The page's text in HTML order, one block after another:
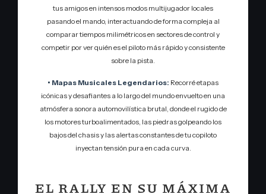
tus amigos en intensos modos multijugador locales
pasando el mando, interactuando de forma compleja al
comparar tiempos milimétricos en sectores de control y
competir por ver quién es el piloto más rápido y consistente
sobre la pista.
• Mapas Musicales Legendarios: Recorré etapas
icónicas y desafiantes a lo largo del mundo envuelto en una
atmósfera sonora automovilística brutal, donde el rugido de
los motores turboalimentados, las piedras golpeando los
bajos del chasis y las alertas constantes de tu copiloto
inyectan tensión pura en cada curva.
EL RALLY EN SU MÁXIMA